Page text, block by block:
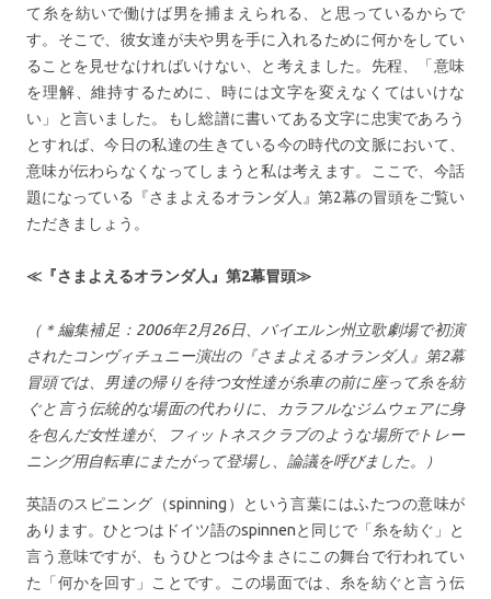
て糸を紡いで働けば男を捕まえられる、と思っているからで
す。そこで、彼女達が夫や男を手に入れるために何かをしてい
ることを見せなければいけない、と考えました。先程、「意味
を理解、維持するために、時には文字を変えなくてはいけな
い」と言いました。もし総譜に書いてある文字に忠実であろう
とすれば、今日の私達の生きている今の時代の文脈において、
意味が伝わらなくなってしまうと私は考えます。ここで、今話
題になっている『さまよえるオランダ人』第2幕の冒頭をご覧い
ただきましょう。
≪『さまよえるオランダ人』第2幕冒頭≫
（＊編集補足：2006年2月26日、バイエルン州立歌劇場で初演
されたコンヴィチュニー演出の『さまよえるオランダ人』第2幕
冒頭では、男達の帰りを待つ女性達が糸車の前に座って糸を紡
ぐと言う伝統的な場面の代わりに、カラフルなジムウェアに身
を包んだ女性達が、フィットネスクラブのような場所でトレー
ニング用自転車にまたがって登場し、論議を呼びました。）
英語のスピニング（spinning）という言葉にはふたつの意味が
あります。ひとつはドイツ語のspinnenと同じで「糸を紡ぐ」と
言う意味ですが、もうひとつは今まさにこの舞台で行われてい
た「何かを回す」ことです。この場面では、糸を紡ぐと言う伝